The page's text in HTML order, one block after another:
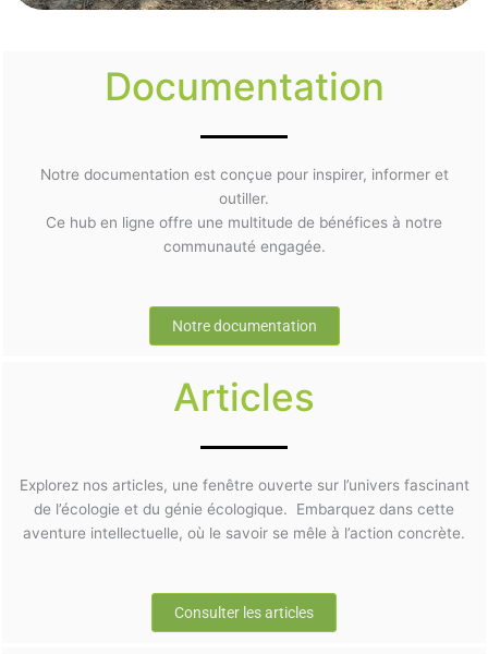
Documentation
Notre documentation est conçue pour inspirer, informer et
outiller.
Ce hub en ligne offre une multitude de bénéfices à notre
communauté engagée.
Notre documentation
Articles
Explorez nos articles, une fenêtre ouverte sur l’univers fascinant
de l’écologie et du génie écologique. Embarquez dans cette
aventure intellectuelle, où le savoir se mêle à l’action concrète.
Consulter les articles